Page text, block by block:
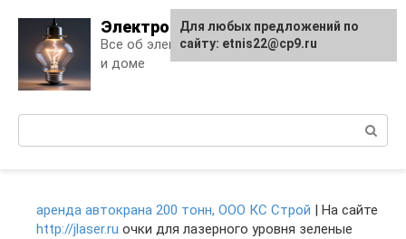
content
Электро Дело
Все об электричестве в квартире
и доме
аренда автокрана 200 тонн, ООО КС Строй | На сайте
http://jlaser.ru очки для лазерного уровня зеленые
Для любых предложений по
сайту: etnis22@cp9.ru